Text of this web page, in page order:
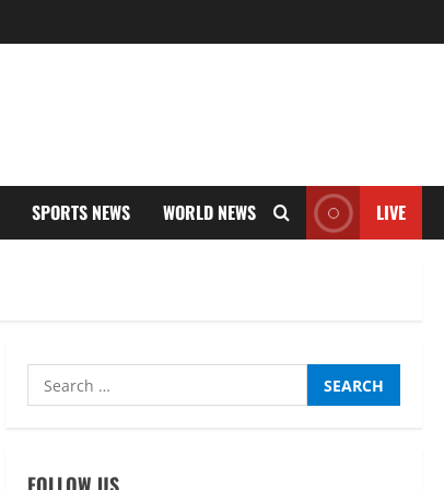
SPORTS NEWS WORLD NEWS LIVE
Search
for: